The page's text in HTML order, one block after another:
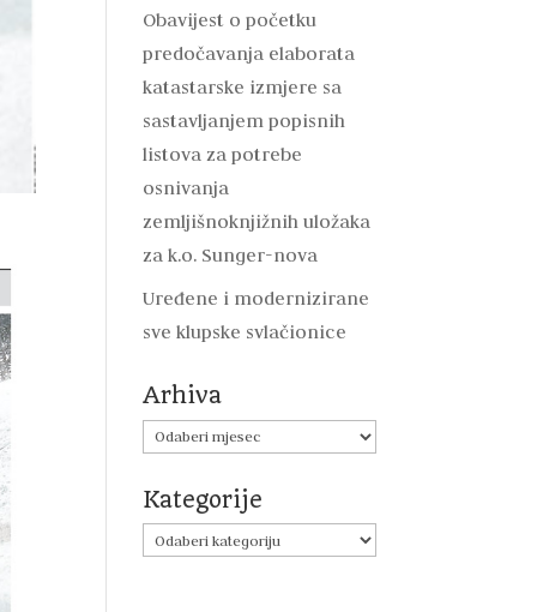
Obavijest o početku
predočavanja elaborata
katastarske izmjere sa
sastavljanjem popisnih
listova za potrebe
osnivanja
zemljišnoknjižnih uložaka
za k.o. Sunger-nova
Uređene i modernizirane
sve klupske svlačionice
Arhiva
Arhiva
Kategorije
Kategorije